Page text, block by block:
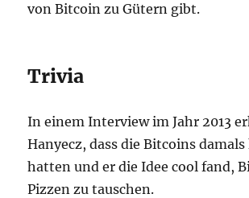
von Bitcoin zu Gütern gibt.
Trivia
In einem Interview im Jahr 2013
Hanyecz, dass die Bitcoins
hatten und er die Idee cool fand,
Pizzen zu tauschen.